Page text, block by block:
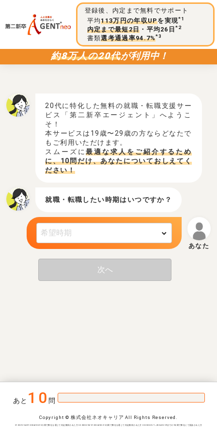
登録後、内定まで無料でサポート
平均113万円の年収UPを実現*1
内定まで最短2日 ・平均26日*2
書類選考通過率94.7%*3
約8万人の20代が利用中！
20代に特化した無料の就職・転職支援サー
ビス「第二新卒エージェント」へようこ
そ！
本サービスは19歳〜29歳の方ならどなたで
もご利用いただけます。
スムーズに最適な求人をご紹介するため
に、10問だけ、あなたについておしえてく
ださい！
就職・転職したい時期はいつですか？
次へ
あと 10 問
Copyright © 株式会社ネオキャリア All Rights Reserved.
※1 2021/04/01-2024/03/31の間で弊社を通じて内定獲得された方 ※2 2023/03/01-2024/02/31の間で弊社を通じて内定獲得された方 ※3 2023/3/1~2024/2/29までの1年間で弊社にて面談された方